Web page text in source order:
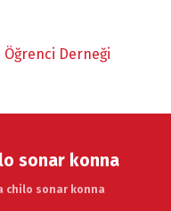
sonar konna
chilo sonar konna